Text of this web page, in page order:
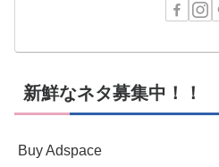
新鮮なネタ募集中！！
Buy Adspace